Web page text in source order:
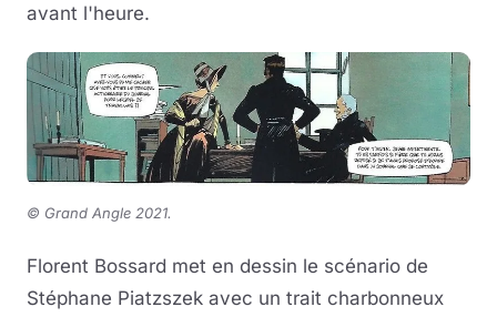
avant l'heure.
© Grand Angle 2021.
Florent Bossard met en dessin le scénario de
Stéphane Piatzszek avec un trait charbonneux